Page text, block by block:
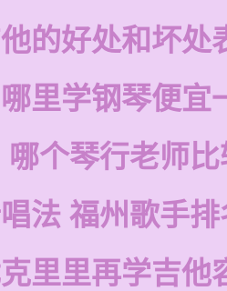
的好处和坏处
里学钢琴便宜
哪个琴行老师
法 福州歌手排
里里再学吉他